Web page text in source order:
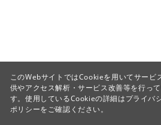
このWebサイトではCookieを用いてサービ
供やアクセス解析・サービス改善等を行って
す。使用しているCookieの詳細はプライバ
ポリシーをご確認ください。